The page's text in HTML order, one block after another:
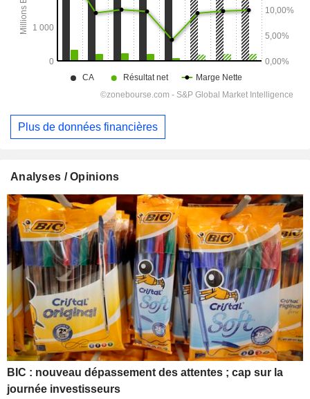
Plus de données financières
Analyses / Opinions
BIC : nouveau dépassement des attentes ; cap sur la
journée investisseurs